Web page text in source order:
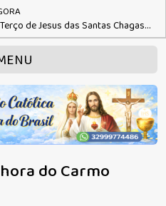
07082026 - Terço de Jesus das Santas Chagas - Sexta S2
do Carmo